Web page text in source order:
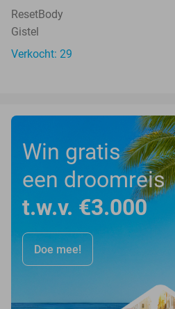
ResetBody
Gistel
Verkocht: 29
Win gratis
een droomreis
t.w.v. €3.000
Doe mee!